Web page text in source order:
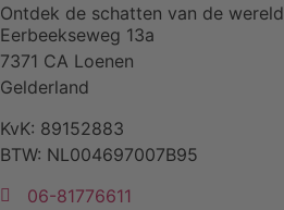
Ontdek de schatten van de wereld
Eerbeekseweg 13a
7371 CA Loenen
Gelderland
KvK: 89152883
BTW: NL004697007B95
06-81776611